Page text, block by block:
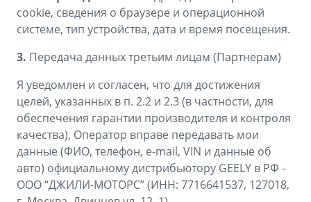
cookie, сведения о браузере и операционной
системе, тип устройства, дата и время посещения.
3. Передача данных третьим лицам (Партнерам)
Я уведомлен и согласен, что для достижения
целей, указанных в п. 2.2 и 2.3 (в частности, для
обеспечения гарантии производителя и контроля
качества), Оператор вправе передавать мои
данные (ФИО, телефон, e-mail, VIN и данные об
авто) официальному дистрибьютору GEELY в РФ -
ООО “ДЖИЛИ-МОТОРС” (ИНН: 7716641537, 127018,